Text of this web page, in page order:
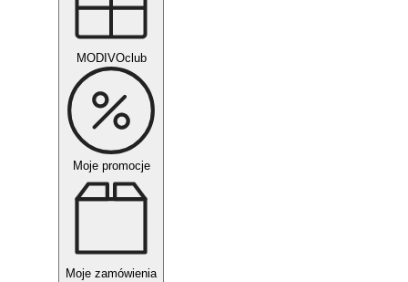
MODIVOclub
Moje promocje
Moje zamówienia